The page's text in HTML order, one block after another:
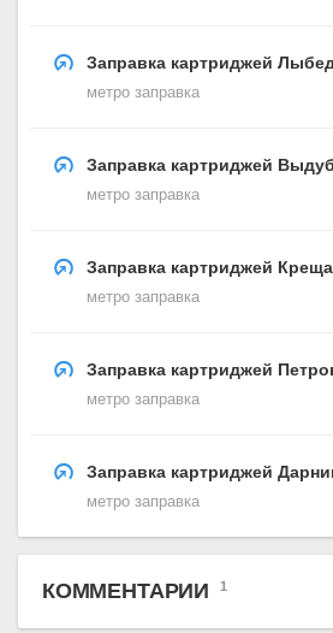
Заправка картриджей
метро заправка
Заправка картриджей
метро заправка
Заправка картриджей
метро заправка
Заправка картриджей
метро заправка
Заправка картриджей
метро заправка
КОММЕНТАРИИ 1